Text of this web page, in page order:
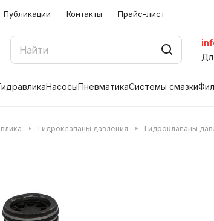
Публикации Контакты Прайс-лист
НасосыПневматикаСистемы смазки
Гидроклапаны давления Гидроклапаны